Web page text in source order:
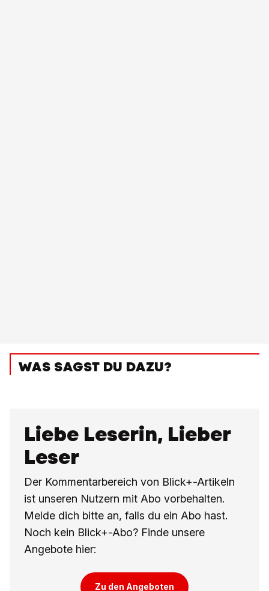
WAS SAGST DU DAZU?
Liebe Leserin, Lieber
Leser
Der Kommentarbereich von Blick+-Artikeln
ist unseren Nutzern mit Abo vorbehalten.
Melde dich bitte an, falls du ein Abo hast.
Noch kein Blick+-Abo? Finde unsere
Angebote hier:
Zu den Angeboten